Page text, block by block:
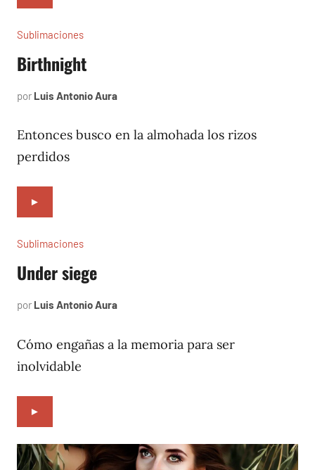
Sublimaciones
Birthnight
por Luis Antonio Aura
2023
Entonces busco en la almohada los rizos
perdidos
►
Sublimaciones
Under siege
por Luis Antonio Aura
2022
Cómo engañas a la memoria para ser
inolvidable
►